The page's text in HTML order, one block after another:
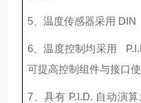
5、温度传感器采用
6、温度控制均采用
可提高控制组件与接口
7、具有 P.I.D. 自动演